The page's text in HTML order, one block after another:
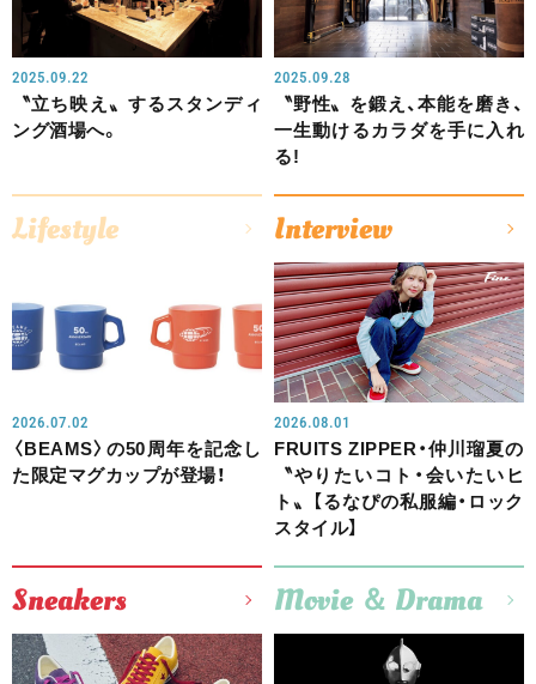
2025.09.22
〝立ち映え〟するスタンディ
ング酒場へ。
2025.09.28
〝野性〟を鍛え、本能を磨き、
一生動けるカラダを手に入れ
る!
Lifestyle
2026.07.02
〈BEAMS〉の50周年を記念し
た限定マグカップが登場！
Interview
2026.08.01
FRUITS ZIPPER・仲川瑠夏の
〝やりたいコト・会いたいヒ
ト〟【るなぴの私服編・ロック
スタイル】
Sneakers Movie ＆ Drama